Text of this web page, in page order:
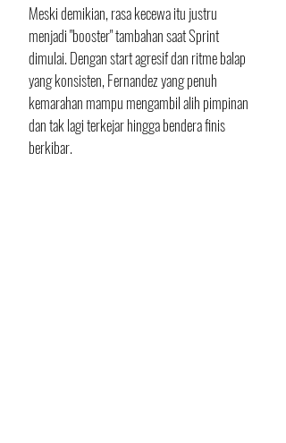
Meski demikian, rasa kecewa itu justru
menjadi "booster" tambahan saat Sprint
dimulai. Dengan start agresif dan ritme balap
yang konsisten, Fernandez yang penuh
kemarahan mampu mengambil alih pimpinan
dan tak lagi terkejar hingga bendera finis
berkibar.